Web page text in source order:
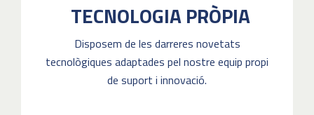
TECNOLOGIA PRÒPIA
Disposem de les darreres novetats
tecnològiques adaptades pel nostre equip propi
de suport i innovació.